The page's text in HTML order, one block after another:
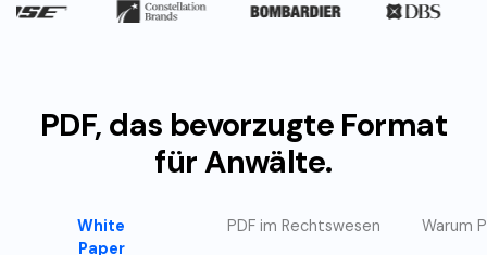
PDF, das bevorzugte Format
für Anwälte.
White
Paper
PDF im Rechtswesen Warum